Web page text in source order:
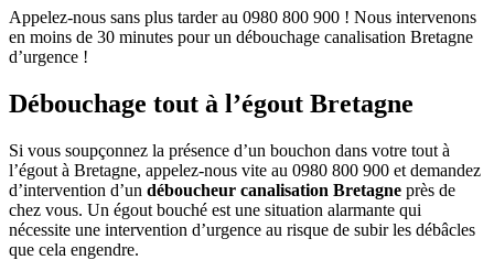
Appelez-nous sans plus tarder au 0980 800 900 ! Nous intervenons
en moins de 30 minutes pour un débouchage canalisation Bretagne
d’urgence !
Débouchage tout à l’égout Bretagne
Si vous soupçonnez la présence d’un bouchon dans votre tout à
l’égout à Bretagne, appelez-nous vite au 0980 800 900 et demandez
d’intervention d’un déboucheur canalisation Bretagne près de
chez vous. Un égout bouché est une situation alarmante qui
nécessite une intervention d’urgence au risque de subir les débâcles
que cela engendre.